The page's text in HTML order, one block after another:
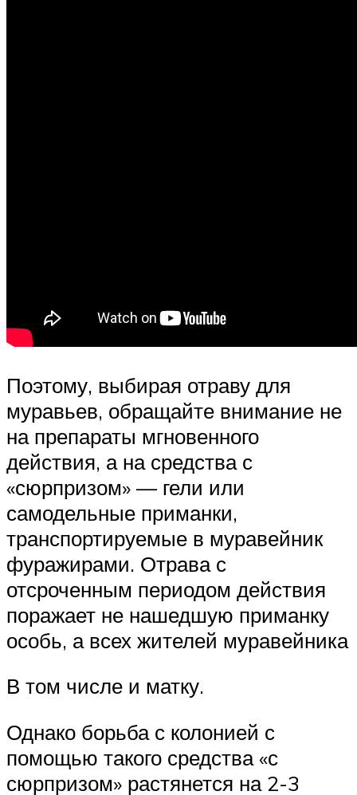
Поэтому, выбирая отраву для
муравьев, обращайте внимание не
на препараты мгновенного
действия, а на средства с
«сюрпризом» — гели или
самодельные приманки,
транспортируемые в муравейник
фуражирами. Отрава с
отсроченным периодом действия
поражает не нашедшую приманку
особь, а всех жителей муравейника
В том числе и матку.
Однако борьба с колонией с
помощью такого средства «с
сюрпризом» растянется на 2-3